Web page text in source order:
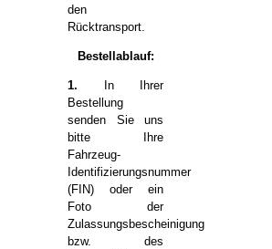
den
Rücktransport.
Bestellablauf:
1. In Ihrer
Bestellung
senden Sie uns
bitte Ihre
Fahrzeug-
Identifizierungsnummer
(FIN) oder ein
Foto der
Zulassungsbescheinigung
bzw. des